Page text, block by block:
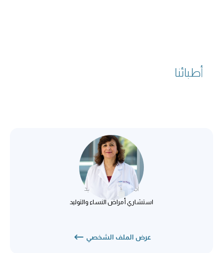
أطبائنا
د. آلاء يونس محمد
أمراض النساء والتوليد
استشاري أمراض النساء والتوليد
عرض الملف الشخصي